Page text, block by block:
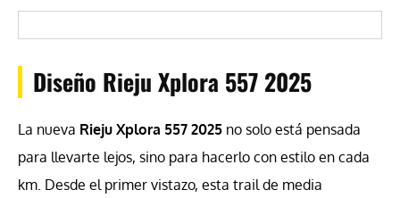
Diseño Rieju Xplora 557 2025
La nueva Rieju Xplora 557 2025 no solo está pensada
para llevarte lejos, sino para hacerlo con estilo en cada
km. Desde el primer vistazo, esta trail de media